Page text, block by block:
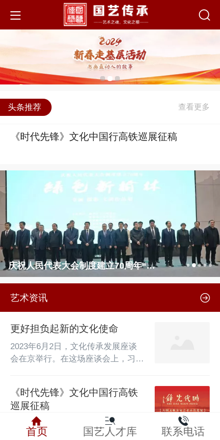
头条推荐
《时代先锋》文化中国行高铁巡展征稿
庆祝人民代表大会制度建立70周年“绿色新榆林”书画摄影文创展开展
艺术资讯
更好担负起新的文化使命
2023年6月2日，文化传承发展座谈
会在京举行。在这场座谈会上，习近
化繁荣、建设文化强国，更好担负起
新的文化使命？座谈会上，习近平总
书记从三个方面提出实践要求：“第
一，坚定文化自信”“第二，秉持开放
《时代先锋》文化中国行高铁
巡展征稿
       为落实中央“一带一路”倡议构
想，形成区域大格局，促进文化市场
首页 国艺人才库 联系电话